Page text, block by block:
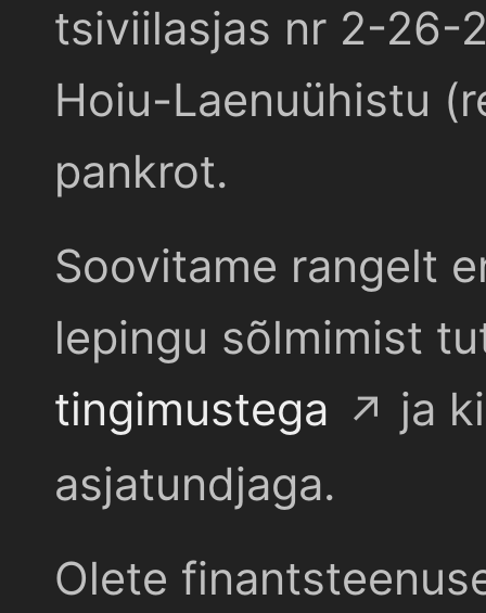
tsiviilasjas nr 2-26-
Hoiu-Laenuühistu
pankrot.
Soovitame rangelt
lepingu sõlmimist
tingimustega
ja
asjatundjaga.
Olete